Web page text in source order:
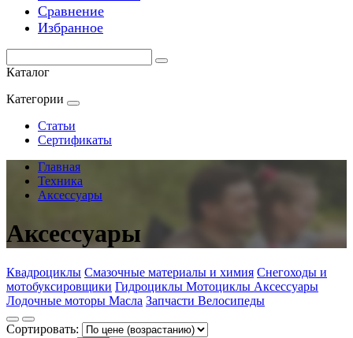
Сравнение
Избранное
Каталог
Категории
Статьи
Сертификаты
Главная
Техника
Аксессуары
Аксессуары
Квадроциклы Смазочные материалы и химия Снегоходы и
мотобуксировщики Гидроциклы Мотоциклы Аксессуары
Лодочные моторы Масла Запчасти Велосипеды
Сортировать: